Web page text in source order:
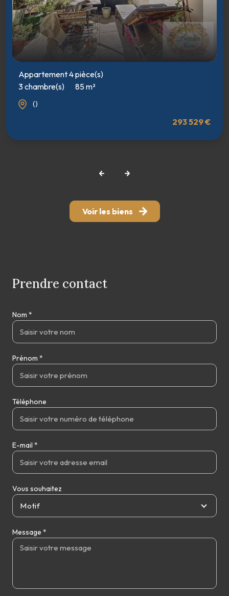
Appartement 4 pièce(s)
3 chambre(s)
85 m²
()
293 529 €
Voir les biens
Prendre contact
Nom *
Prénom *
Téléphone
E-mail *
Vous souhaitez
Motif
Message *